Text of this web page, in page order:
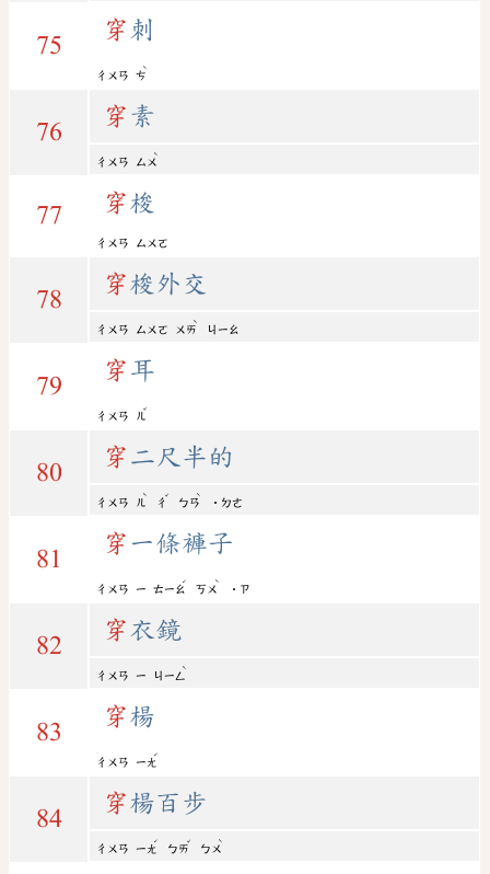
75
穿 刺
ㄔㄨㄢ ㄘ
ˋ
76
穿 素
ㄔㄨㄢ ㄙㄨ
ˋ
77 穿梭
ㄔㄨㄢ ㄙㄨㄛ
78
穿梭外交
ㄔㄨㄢ ㄙㄨㄛ ㄨㄞ
ˋ
ㄐㄧㄠ
79
穿 耳
ㄔㄨㄢ ㄦ
ˇ
80
穿 二尺半的
ㄔㄨㄢ ㄦ
ˋ
ㄔ
ˇ
ㄅㄢ
ˋ
˙ㄉㄜ
81
穿 一條褲子
ㄔㄨㄢ ㄧ ㄊㄧㄠ
ˊ
ㄎㄨ
ˋ
˙ㄗ
82
穿衣鏡
ㄔㄨㄢ ㄧ ㄐㄧㄥ
ˋ
83
穿楊
ㄔㄨㄢ ㄧㄤ
ˊ
84
穿楊百步
ㄔㄨㄢ ㄧㄤ
ˊ
ㄅㄞ
ˇ
ㄅㄨ
ˋ